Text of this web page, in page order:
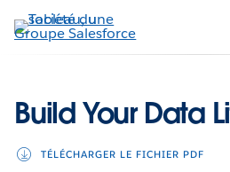
Aller
au
Build Your Data
TÉLÉCHARGER LE FICHIER PDF